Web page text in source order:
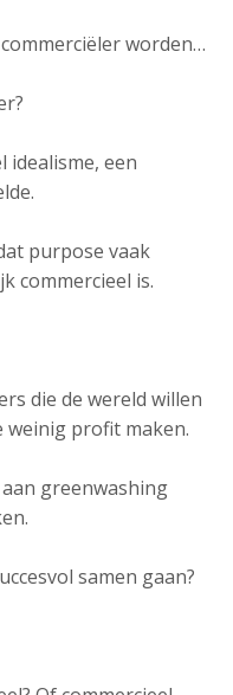
worden…
idealisme, een
purpose vaak
commercieel is.
die de wereld willen
profit maken.
greenwashing
samen gaan?